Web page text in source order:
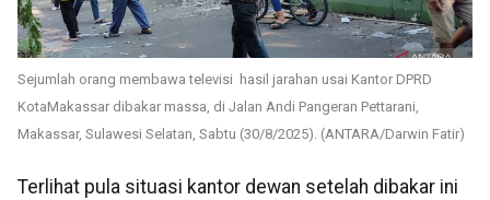
Sejumlah orang membawa televisi hasil jarahan usai Kantor DPRD
KotaMakassar dibakar massa, di Jalan Andi Pangeran Pettarani,
Makassar, Sulawesi Selatan, Sabtu (30/8/2025). (ANTARA/Darwin Fatir)
Terlihat pula situasi kantor dewan setelah dibakar ini